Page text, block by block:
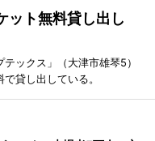
ット無料貸し出し
ックス」（大津市雄琴5）
貸し出している。